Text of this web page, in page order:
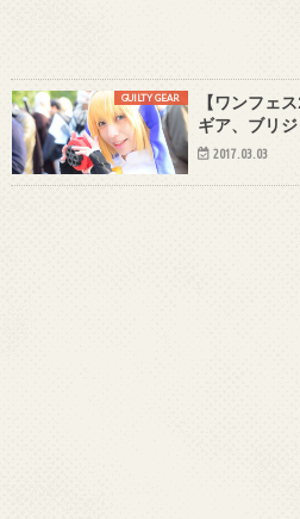
GUILTY GEAR
【ワンフェ
ギア、ブリ
2017.03.03